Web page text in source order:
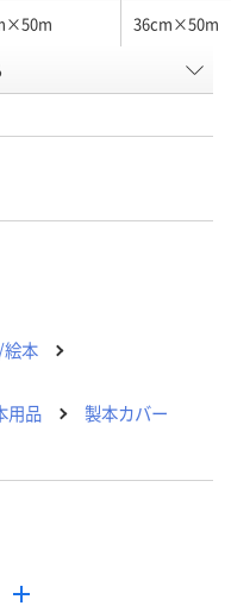
36cm×50m
A689278
扱い終了しま
お取り扱い終
本
用品 製本カバー